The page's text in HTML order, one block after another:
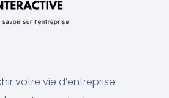
votre vie d’entreprise.